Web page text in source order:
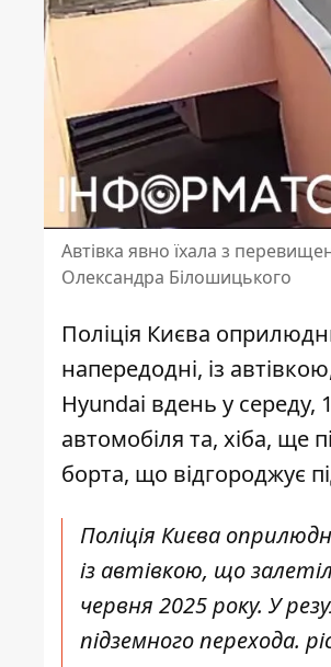
Автівка явно їхала з
Олександра Білошицького
Поліція Києва
напередодні, із
Hyundai вдень у середу,
автомобіля та, хіба, ще
борта, що відгороджує
Поліція Києва
із автівкою, що
червня 2025 року. У
підземного перехода.